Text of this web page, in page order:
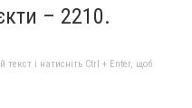
– 2210.
текст і натисніть Ctrl + Enter, щоб